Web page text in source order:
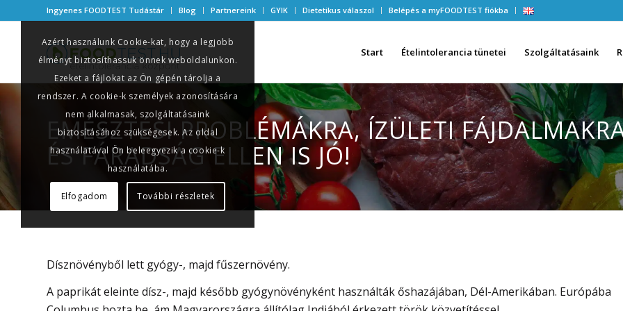
Ingyenes FOODTEST Tudástár Blog Partnereink GYIK Dietetikus válaszol Belépés a myFOODTEST fiókba
Start Ételintolerancia tünetei Szolgáltatásaink
EMÉSZTÉSI PROBLÉMÁKRA, ÍZÜLETI
ÉS FÁRADSÁG ELLEN IS JÓ!
Dísznövényből lett gyógy-, majd fűszernövény.
A paprikát eleinte dísz-, majd később gyógynövényként használták őshazájában, Dél-Amerikában. Európába
Azért használunk Cookie-kat, hogy a legjobb
élményt biztosíthassuk önnek weboldalunkon.
Ezeket a fájlokat az Ön gépén tárolja a
rendszer. A cookie-k személyek azonosítására
nem alkalmasak, szolgáltatásaink
biztosításához szükségesek. Az oldal
használatával Ön beleegyezik a cookie-k
használatába.
Elfogadom További részletek